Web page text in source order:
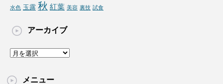
水色 玉露 秋 紅葉 美容 裏技 試食
アーカイブ
ア
メニュー